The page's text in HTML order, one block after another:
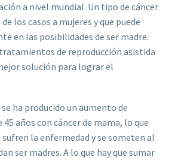
a nivel mundial. Un tipo de cáncer
los casos a mujeres y que puede
en las posibilidades de ser madre.
de reproducción asistida
solución para lograr el
ha producido un aumento de
45 años con cáncer de mama, lo que
la enfermedad y se someten al
ser madres. A lo que hay que sumar